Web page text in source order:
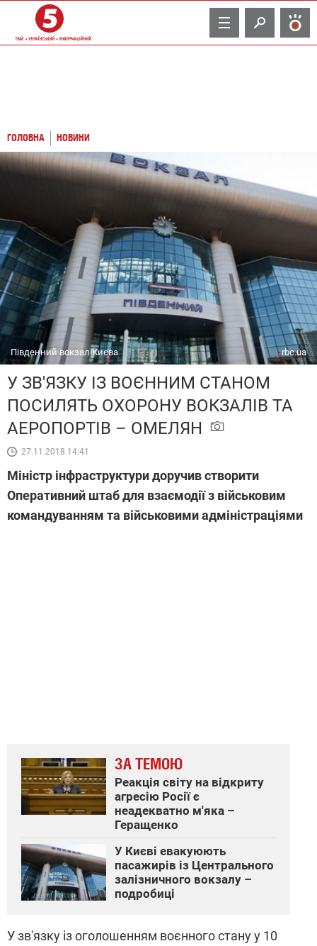
TV
ГОЛОВНА НОВИНИ
Південний вокзал Києва rbc.ua
У ЗВ'ЯЗКУ ІЗ ВОЄННИМ СТАНОМ
ПОСИЛЯТЬ ОХОРОНУ ВОКЗАЛІВ ТА
АЕРОПОРТІВ – ОМЕЛЯН
27.11.2018 14:41
Міністр інфраструктури доручив створити
Оперативний штаб для взаємодії з військовим
командуванням та військовими адміністраціями
ЗА ТЕМОЮ
Реакція світу на відкриту
агресію Росії є
неадекватно м'яка –
Геращенко
У Києві евакуюють
пасажирів із Центрального
залізничного вокзалу –
подробиці
У зв'язку із оголошенням воєнного стану у 10